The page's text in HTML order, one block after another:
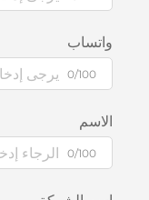
واتساب
0/100
الاسم
0/100